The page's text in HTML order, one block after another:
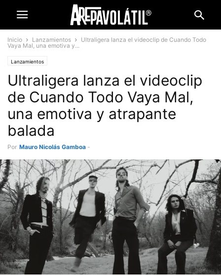
Inicio Lanzamientos
Ultraligera lanza el videoclip de Cuando Todo
Vaya Mal, una emotiva y...
Lanzamientos
Ultraligera lanza el videoclip
de Cuando Todo Vaya Mal,
una emotiva y atrapante
balada
Por Mauro Nicolás Gamboa -